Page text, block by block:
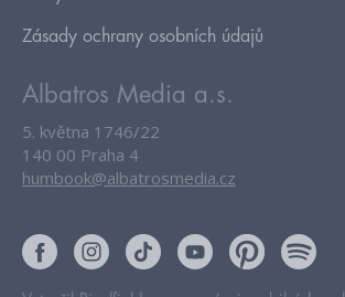
Zásady ochrany osobních údajů
Albatros Media a.s.
5. května 1746/22
140 00 Praha 4
humbook@albatrosmedia.cz